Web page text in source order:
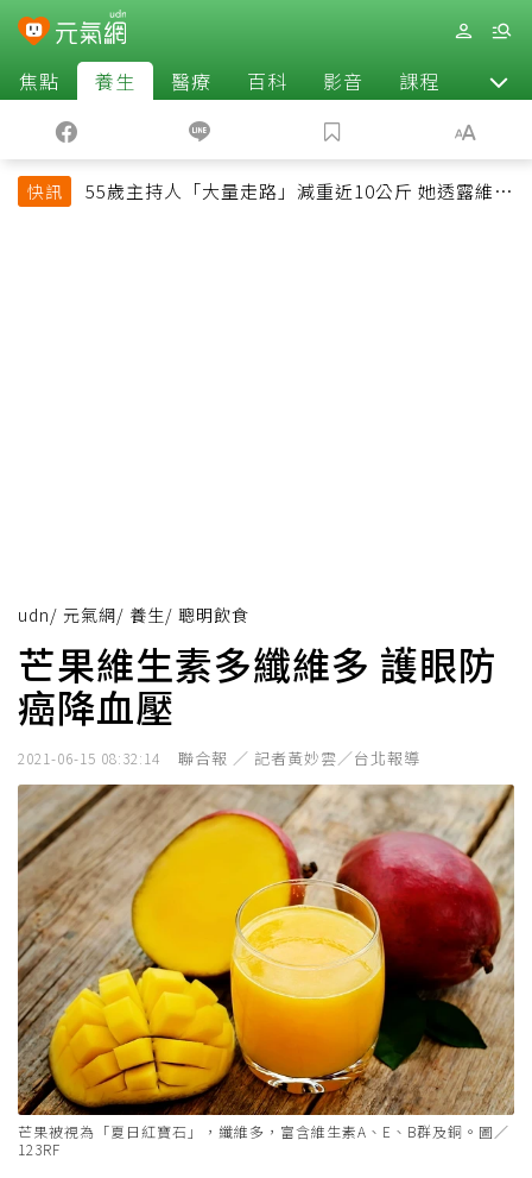
焦點 養生 醫療 百科 影音 課程 退休
快訊
55歲主持人「大量走路」減重近10公斤 她透露維持
udn/ 元氣網/ 養生/ 聰明飲食
芒果維生素多纖維多 護眼防
癌降血壓
2021-06-15 08:32:14 聯合報 ／ 記者黃妙雲／台北報導
芒果被視為「夏日紅寶石」，纖維多，富含維生素A、E、B群及銅。圖／
123RF